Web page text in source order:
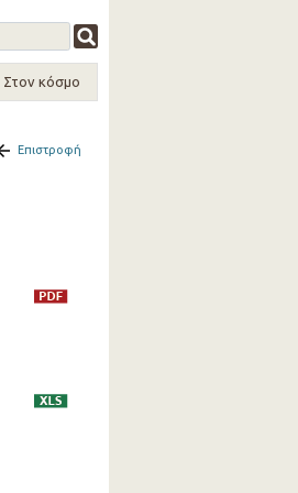
Στον κόσμο
Επιστροφή